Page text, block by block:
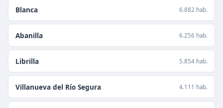
Blanca 6.882 hab.
Abanilla 6.256 hab.
Librilla 5.854 hab.
Villanueva del Río Segura 4.111 hab.